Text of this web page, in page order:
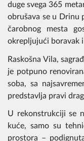
duge svega 365
obrušava se u Drinu
čarobnog mesta
okrepljujući boravak
Raskošna Vila,
je potpuno
soba, sa
predstavlja pravi
U rekonstrukciji se
kuće, samo su
prostora –